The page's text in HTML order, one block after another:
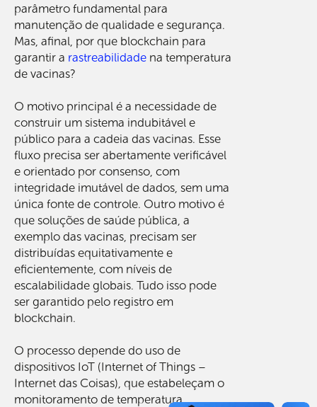
parâmetro fundamental para
manutenção de qualidade e segurança.
Mas, afinal, por que blockchain para
garantir a rastreabilidade na temperatura
de vacinas?
O motivo principal é a necessidade de
construir um sistema indubitável e
público para a cadeia das vacinas. Esse
fluxo precisa ser abertamente verificável
e orientado por consenso, com
integridade imutável de dados, sem uma
única fonte de controle. Outro motivo é
que soluções de saúde pública, a
exemplo das vacinas, precisam ser
distribuídas equitativamente e
eficientemente, com níveis de
escalabilidade globais. Tudo isso pode
ser garantido pelo registro em
blockchain.
O processo depende do uso de
dispositivos IoT (Internet of Things –
Internet das Coisas), que estabeleçam o
monitoramento de temperatura